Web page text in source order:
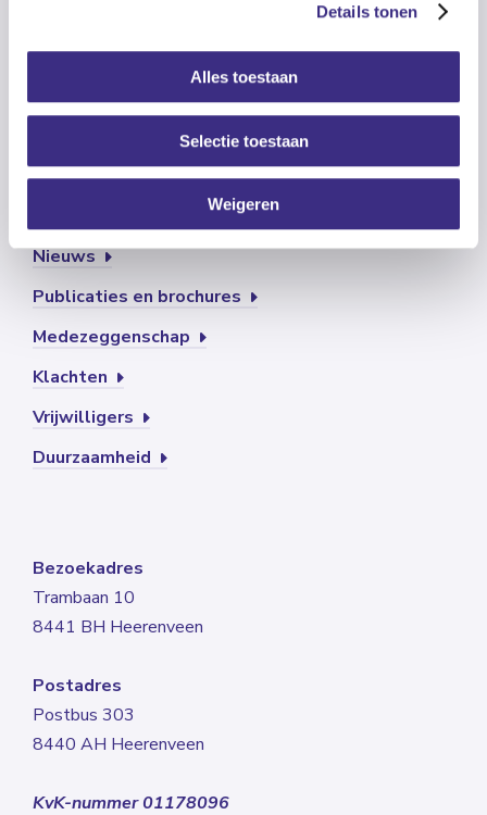
Details tonen
Alles toestaan
Selectie toestaan
Weigeren
Vertrouwenspersoon
Nieuws
Publicaties en brochures
Medezeggenschap
Klachten
Vrijwilligers
Duurzaamheid
Bezoekadres
Trambaan 10
8441 BH Heerenveen
Postadres
Postbus 303
8440 AH Heerenveen
KvK-nummer 01178096